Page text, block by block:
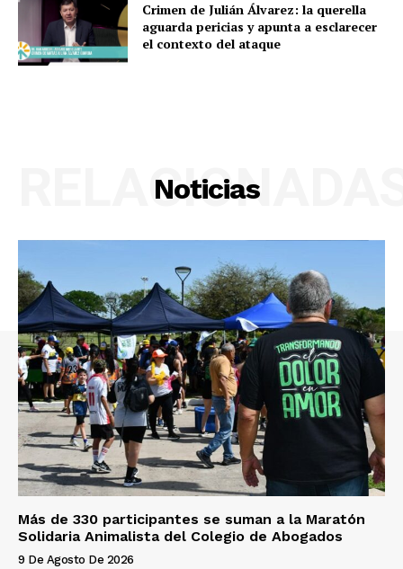
Crimen de Julián Álvarez: la querella
aguarda pericias y apunta a esclarecer
el contexto del ataque
Noticias
Más de 330 participantes se suman a la Maratón
Solidaria Animalista del Colegio de Abogados
9 De Agosto De 2026